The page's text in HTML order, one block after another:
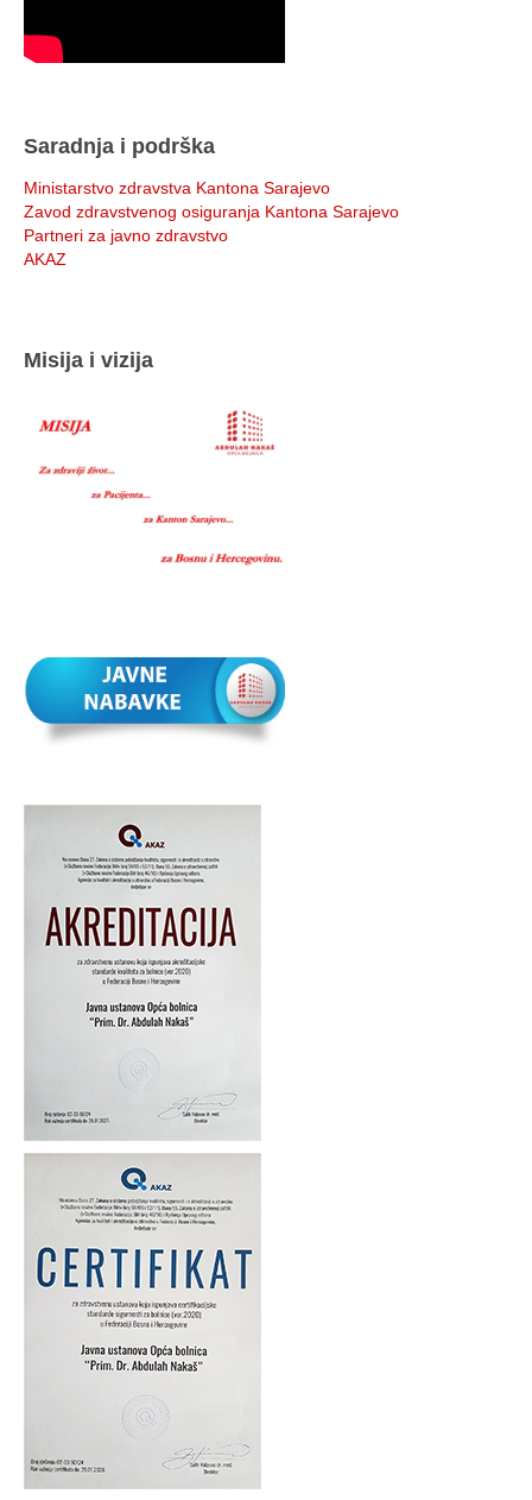
Saradnja i podrška
Ministarstvo zdravstva Kantona Sarajevo
Zavod zdravstvenog osiguranja Kantona Sarajevo
Partneri za javno zdravstvo
AKAZ
Misija i vizija